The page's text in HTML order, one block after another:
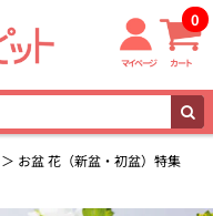
マイページ カート
0
お盆 花（新盆・初盆）特集